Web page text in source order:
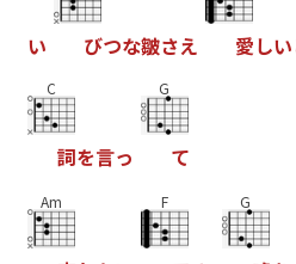
い びつな皺さえ 愛しい
C
詞を言っ
G
て
Am F G